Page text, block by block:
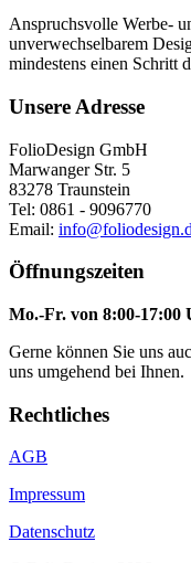
Anspruchsvolle Werbe-
unverwechselbarem
mindestens einen Schritt
Unsere Adresse
FolioDesign GmbH
Marwanger Str. 5
83278 Traunstein
Tel: 0861 - 9096770
Email:
Öffnungszeiten
Mo.-Fr. von 8:00-17:00
Gerne können Sie uns
uns umgehend bei Ihnen.
Rechtliches
AGB
Impressum
Datenschutz